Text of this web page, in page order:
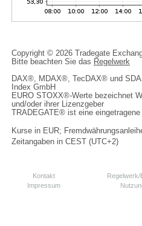
Copyright © 2026 Tradegate
Bitte beachten Sie das Regelwerk
DAX®, MDAX®, TecDAX® und
Index GmbH
EURO STOXX®-Werte bezeichnet
und/oder ihrer Lizenzgeber
TRADEGATE® ist eine
Kurse in EUR;
Zeitangaben in CEST (UTC+2)
Kontakt
Impressum